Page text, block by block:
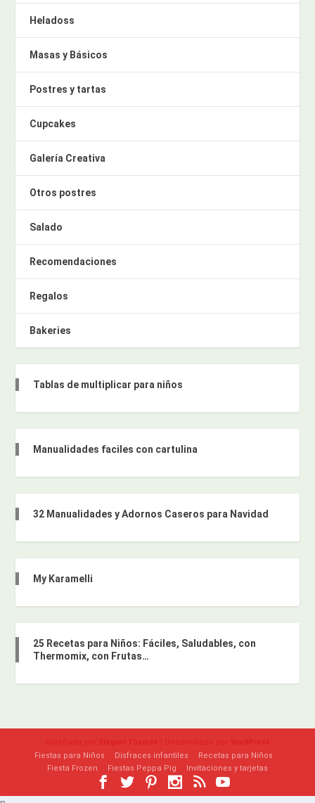
Heladoss
Masas y Básicos
Postres y tartas
Cupcakes
Galería Creativa
Otros postres
Salado
Recomendaciones
Regalos
Bakeries
Tablas de multiplicar para niños
Manualidades faciles con cartulina
32 Manualidades y Adornos Caseros para Navidad
My Karamelli
25 Recetas para Niños: Fáciles, Saludables, con
Thermomix, con Frutas…
Diseñado por Elegant Themes | Desarrollado por WordPress
Fiestas para Niños Disfraces infantiles
Recetas para Niños
Fiesta Frozen
Fiestas Peppa Pig Invitaciones y tarjetas